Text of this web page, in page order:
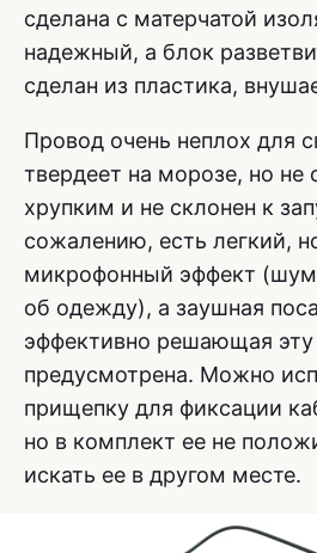
сделана с матерчатой
надежный, а блок
сделан из пластика,
Провод очень неплох для
твердеет на морозе, но не
хрупким и не склонен к
сожалению, есть легкий,
микрофонный эффект (шум
об одежду), а заушная
эффективно решающая
предусмотрена. Можно
прищепку для фиксации
но в комплект ее не
искать ее в другом месте.